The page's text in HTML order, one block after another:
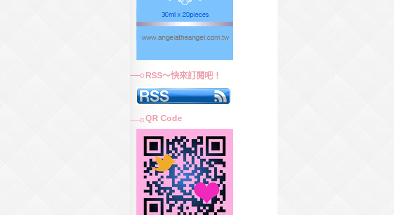
RSS～快來訂閱吧！
QR Code